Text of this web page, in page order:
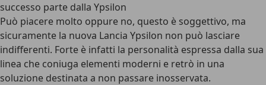
successo parte dalla Ypsilon
Può piacere molto oppure no, questo è soggettivo, ma
sicuramente la nuova Lancia Ypsilon non può lasciare
indifferenti. Forte è infatti la personalità espressa dalla sua
linea che coniuga elementi moderni e retrò in una
soluzione destinata a non passare inosservata.